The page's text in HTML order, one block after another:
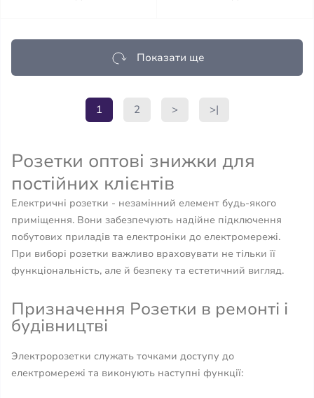
Показати ще
1 2 > >|
Розетки оптові знижки для
постійних клієнтів
Електричні розетки - незамінний елемент будь-якого
приміщення. Вони забезпечують надійне підключення
побутових приладів та електроніки до електромережі.
При виборі розетки важливо враховувати не тільки її
функціональність, але й безпеку та естетичний вигляд.
Призначення Розетки в ремонті і
будівництві
Электророзетки служать точками доступу до
електромережі та виконують наступні функції: